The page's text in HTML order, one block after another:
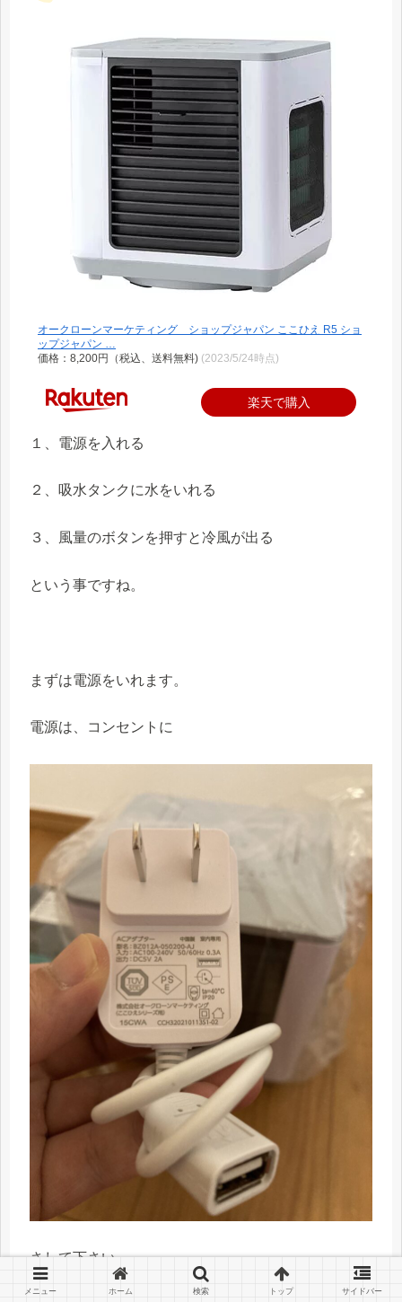
オークローンマーケティング ショップジャパン ここひえ R5 ショ
ップジャパン …
価格：8,200円（税込、送料無料) (2023/5/24時点)
楽天で購入
１、電源を入れる
２、吸水タンクに水をいれる
３、風量のボタンを押すと冷風が出る
という事ですね。
まずは電源をいれます。
電源は、コンセントに
さして下さい。
メニュー ホーム 検索 トップ サイドバー